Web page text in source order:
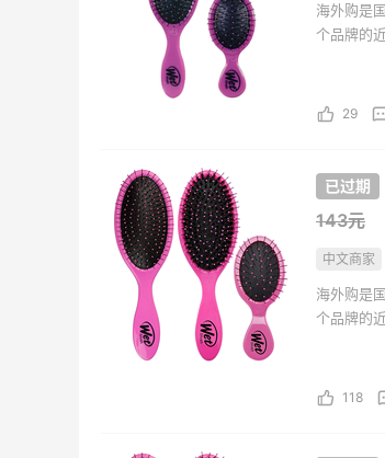
海外购是
个品牌的
29
143元
中文商家
海外购是
个品牌的
118
Bobbi Brown 美网：护肤专
场热卖！入新版橘子面霜
满$150减$50+满送4件礼
Bobbi Brown
列上新热卖
享8.5折优惠 含税直邮
REVOLVE
Patagonia：巴塔美官夏季大
促 运动服饰精选低至6折
基础款印花T恤$21.99
Patagonia
2天11
9天14小